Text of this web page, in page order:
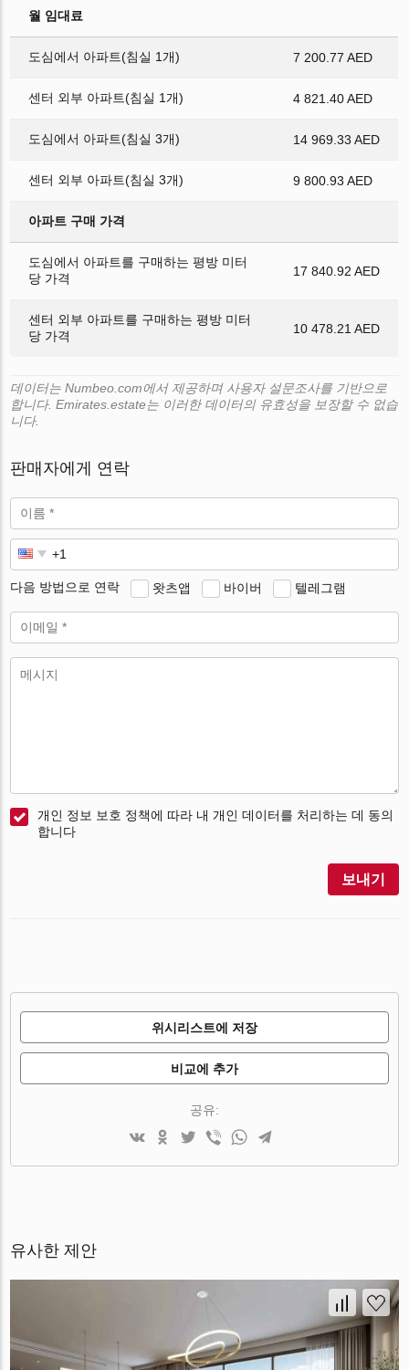
월 임대료
도심에서 아파트(침실 1개) 7 200.77 AED
센터 외부 아파트(침실 1개) 4 821.40 AED
도심에서 아파트(침실 3개) 14 969.33 AED
센터 외부 아파트(침실 3개) 9 800.93 AED
아파트 구매 가격
도심에서 아파트를 구매하는 평방 미터
당 가격
17 840.92 AED
센터 외부 아파트를 구매하는 평방 미터
당 가격
10 478.21 AED
데이터는 Numbeo.com에서 제공하며 사용자 설문조사를 기반으로
합니다. Emirates.estate는 이러한 데이터의 유효성을 보장할 수 없습
니다.
판매자에게 연락
다음 방법으로 연락 왓츠앱 바이버 텔레그램
개인 정보 보호 정책에 따라 내 개인 데이터를 처리하는 데 동의
합니다
보내기
위시리스트에 저장
비교에 추가
공유:
유사한 제안